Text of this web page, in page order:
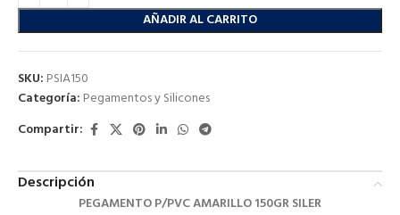
AÑADIR AL CARRITO
SKU: PSIA150
Categoría: Pegamentos y Silicones
Compartir:
Descripción
PEGAMENTO P/PVC AMARILLO 150GR SILER